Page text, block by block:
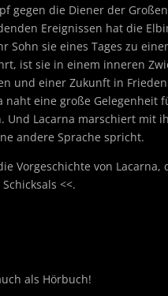
gegen die Diener der
Ereignissen hat die
Sohn sie eines Tages zu
ist sie in einem inneren
und einer Zukunft in Frieden
naht eine große Gelegenheit
Und Lacarna marschiert mit
andere Sprache spricht.
Vorgeschichte von Lacarna,
<<.
als Hörbuch!